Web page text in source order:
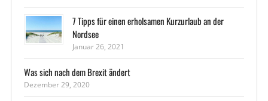
7 Tipps für einen erholsamen Kurzurlaub an der
Nordsee
Januar 26, 2021
Was sich nach dem Brexit ändert
Dezember 29, 2020